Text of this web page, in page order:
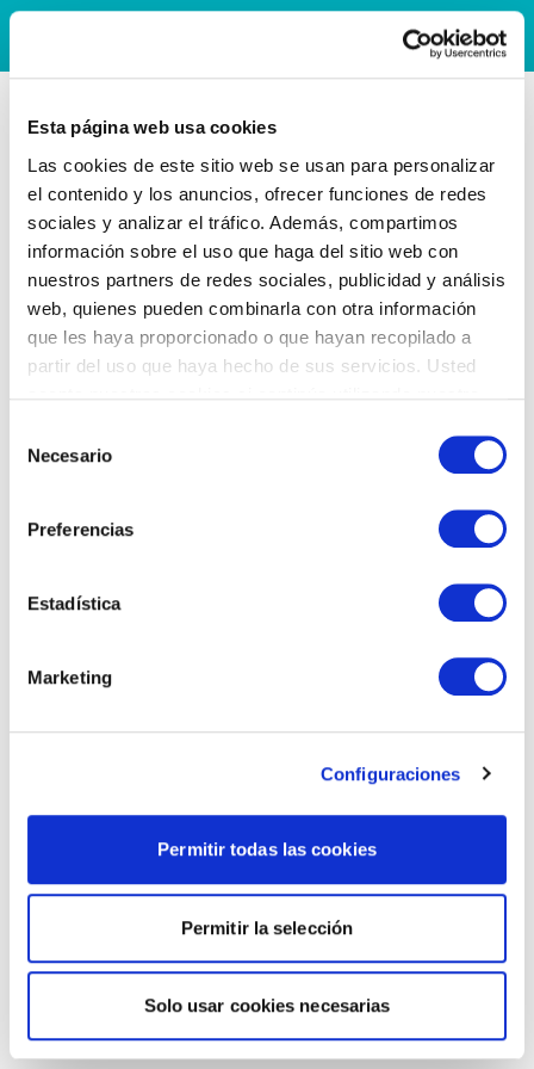
Esta página web usa cookies
Las cookies de este sitio web se usan para personalizar
el contenido y los anuncios, ofrecer funciones de redes
sociales y analizar el tráfico. Además, compartimos
información sobre el uso que haga del sitio web con
nuestros partners de redes sociales, publicidad y análisis
web, quienes pueden combinarla con otra información
que les haya proporcionado o que hayan recopilado a
partir del uso que haya hecho de sus servicios. Usted
Necesario
Preferencias
Estadística
Marketing
Configuraciones
Permitir todas las cookies
Permitir la selección
Solo usar cookies necesarias